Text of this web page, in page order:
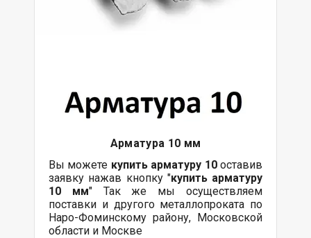
Арматура 10 мм
Вы можете купить арматуру 10оставив
заявку нажав кнопку "купить арматуру
10 мм" Так же мы осуществляем
поставки и другого металлопроката по
Наро-Фоминскому району, Московской
области и Москве